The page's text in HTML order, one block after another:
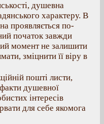
душевна
характеру. В
проявляється по-
початок завжди
момент не залишити
зміцнити її віру в
пошті листи,
душевної
інтересів
для себе якомога